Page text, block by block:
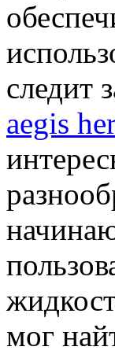
следит
aegis
мог